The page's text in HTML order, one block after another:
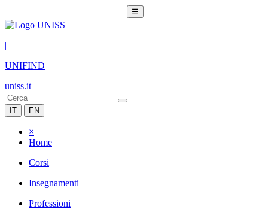
☰
|
UNIFIND
uniss.it
IT EN
×
Home
Corsi
Insegnamenti
Professioni